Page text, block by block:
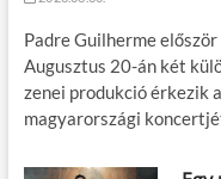
Padre Guilherme
Augusztus 20-án két
zenei produkció érkezik
magyarországi